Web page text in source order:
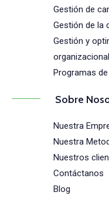
Gestión de
Gestión de la
Gestión y
organizacional
Programas
Sobre
Nuestra
Nuestra
Nuestros
Contáctanos
Blog